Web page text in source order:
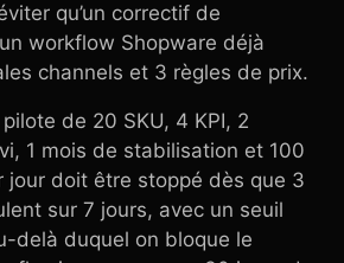
qu’un correctif de
workflow Shopware déjà
channels et 3 règles de prix.
de 20 SKU, 4 KPI, 2
1 mois de stabilisation et 100
jour doit être stoppé dès que 3
sur 7 jours, avec un seuil
delà duquel on bloque le